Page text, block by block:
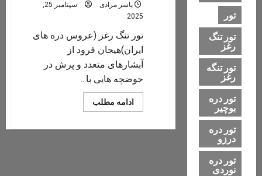
یاسر مرادی
سپتامبر 25,
2025
تور تنگ رغز (عروس دره های
ایران)هیجان فرود از
آبشارهای متعدد و پرش در
حوضچه هایی با...
ادامه مطلب
more
تور
تور تنگ
رغز
تور تنگه
رغز
تور دره
بوچیر
تور دره
درزو
تور دره
نوردی